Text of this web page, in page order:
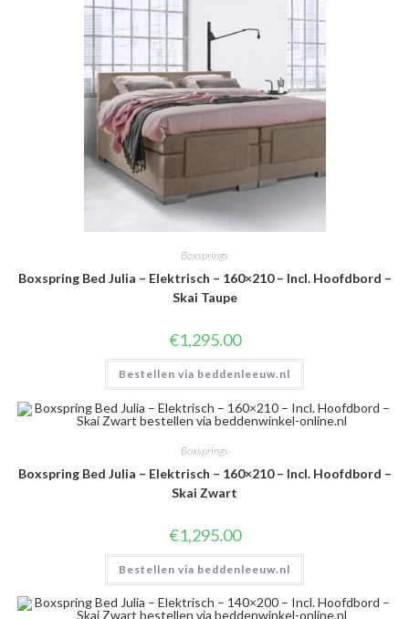
Boxsprings
Boxspring Bed Julia – Elektrisch – 160×210 – Incl. Hoofdbord –
Skai Taupe
€1,295.00
Bestellen via beddenleeuw.nl
Boxsprings
Boxspring Bed Julia – Elektrisch – 160×210 – Incl. Hoofdbord –
Skai Zwart
€1,295.00
Bestellen via beddenleeuw.nl